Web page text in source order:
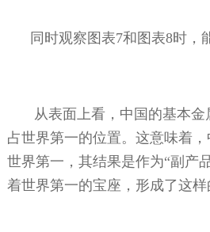
同时观察图表7和图表8时，
从表面上看，中国的基本
占世界第一的位置。这意味着
世界第一，其结果是作为“副产
着世界第一的宝座，形成了这样